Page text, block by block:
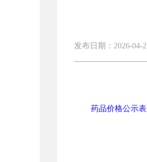
发布日期：2026-04-
药品价格公示